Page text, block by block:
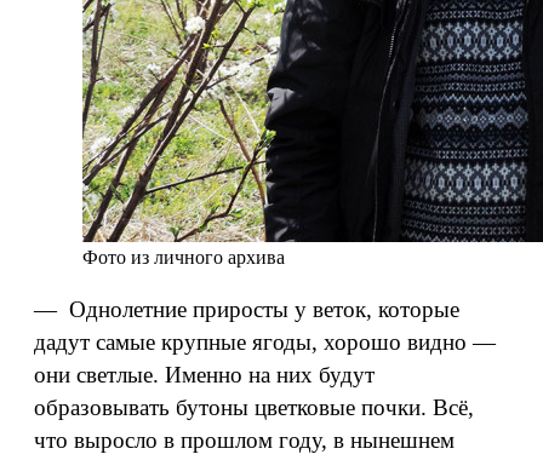
Фото из личного архива
— Однолетние приросты у веток, которые
дадут самые крупные ягоды, хорошо видно —
они светлые. Именно на них будут
образовывать бутоны цветковые почки. Всё,
что выросло в прошлом году, в нынешнем